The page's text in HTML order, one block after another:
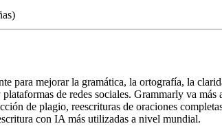
para mejorar la gramática, la ortografía, la
de redes sociales. Grammarly va más
de plagio, reescrituras de oraciones
con IA más utilizadas a nivel mundial.